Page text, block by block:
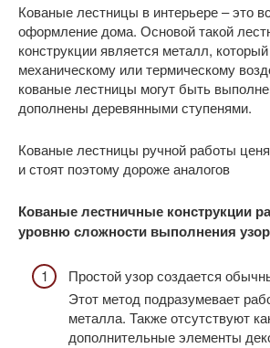
Кованые лестницы в интерьере – это
оформление дома. Основой такой
конструкции является металл,
механическому или термическому
кованые лестницы могут быть
дополнены деревянными ступенями.
Кованые лестницы ручной работы
и стоят поэтому дороже аналогов
Кованые лестничные конструкции
уровню сложности выполнения
Простой узор создается
Этот метод подразумевает
металла. Также отсутствуют
дополнительные элементы